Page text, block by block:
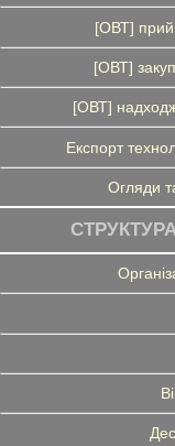
[ОВТ]
[ОВТ]
[ОВТ]
Експорт
Огляди